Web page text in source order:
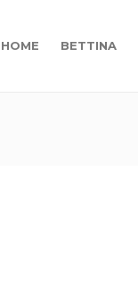
HOME BETTINA